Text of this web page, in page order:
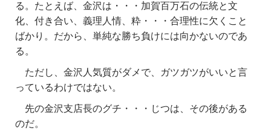
る。たとえば、金沢は・・・加賀百万石の伝統と文
化、付き合い、義理人情、粋・・・合理性に欠くこと
ばかり。だから、単純な勝ち負けには向かないのであ
る。
ただし、金沢人気質がダメで、ガツガツがいいと言
っているわけではない。
先の金沢支店長のグチ・・・じつは、その後がある
のだ。